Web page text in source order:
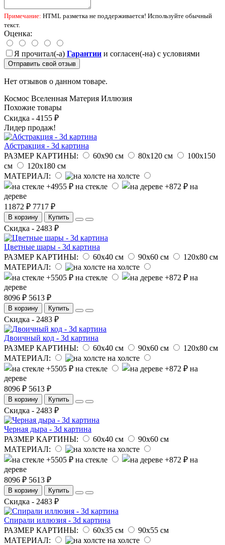
Примечание: HTML разметка не поддерживается! Используйте обычный
текст.
Оценка:
Я прочитал(-а) Гарантии и согласен(-на) с условиями
Отправить свой отзыв
Нет отзывов о данном товаре.
Космос Вселенная Материя Иллюзия
Похожие товары
Скидка - 4155 ₽
Лидер продаж!
Абстракция - 3d картина
РАЗМЕР КАРТИНЫ:
60х90 см 80х120 см
100х150
см
120х180 см
МАТЕРИАЛ:
на холсте
на стекле
на
дереве
11872 ₽ 7717 ₽
В корзину Купить
Скидка - 2483 ₽
Цветные шары - 3d картина
РАЗМЕР КАРТИНЫ:
60х40 см 90х60 см
120х80 см
МАТЕРИАЛ:
на холсте
на стекле
на
дереве
8096 ₽ 5613 ₽
В корзину Купить
Скидка - 2483 ₽
Двоичный код - 3d картина
РАЗМЕР КАРТИНЫ:
60х40 см 90х60 см
120х80 см
МАТЕРИАЛ:
на холсте
на стекле
на
дереве
8096 ₽ 5613 ₽
В корзину Купить
Скидка - 2483 ₽
Черная дыра - 3d картина
РАЗМЕР КАРТИНЫ:
60х40 см
90х60 см
МАТЕРИАЛ:
на холсте
на стекле
на
дереве
8096 ₽ 5613 ₽
В корзину Купить
Скидка - 2483 ₽
Спирали иллюзия - 3d картина
РАЗМЕР КАРТИНЫ:
60х35 см
90х55 см
МАТЕРИАЛ:
на холсте